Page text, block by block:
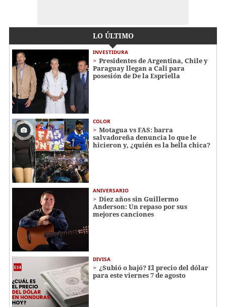
LO ÚLTIMO
INVESTIDURA
Presidentes de Argentina, Chile y
Paraguay llegan a Cali para
posesión de De la Espriella
COLOR
Motagua vs FAS: barra
salvadoreña denuncia lo que le
hicieron y, ¿quién es la bella chica?
ANIVERSARIO
Diez años sin Guillermo
Anderson: Un repaso por sus
mejores canciones
DIVISA
¿Subió o bajó? El precio del dólar
para este viernes 7 de agosto